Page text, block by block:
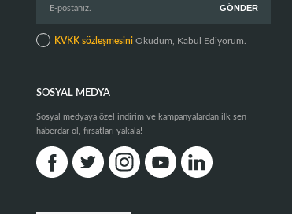
KVKK sözleşmesini Okudum, Kabul Ediyorum.
SOSYAL MEDYA
Sosyal medyaya özel indirim ve kampanyalardan ilk sen
haberdar ol, fırsatları yakala!